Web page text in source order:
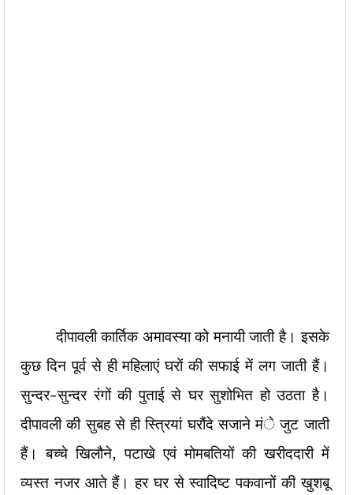
दीपावली कार्तिक अमावस्या को मनायी जाती है। इसके
कुछ दिन पूर्व से ही महिलाएं घरों की सफाई में लग जाती हैं।
सुन्दर-सुन्दर रंगों की पुताई से घर सुशोभित हो उठता है।
दीपावली की सुबह से ही स्त्रियां घरौंदे सजाने मंे जुट जाती
हैं। बच्चे खिलौने, पटाखे एवं मोमबतियों की खरीददारी में
व्यस्त नजर आते हैं। हर घर से स्वादिष्ट पकवानों की खुशबू